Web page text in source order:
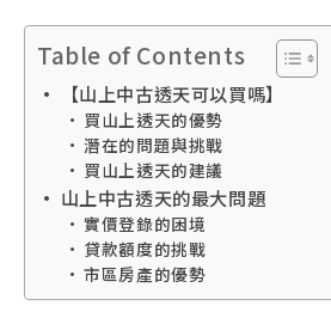
Table of Contents
【山上中古透天可以買嗎】
買山上透天的優勢
潛在的問題與挑戰
買山上透天的建議
山上中古透天的最大問題
實價登錄的困境
貸款額度的挑戰
市區房產的優勢